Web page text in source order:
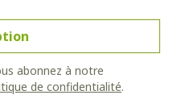
abonnez à notre
de confidentialité.